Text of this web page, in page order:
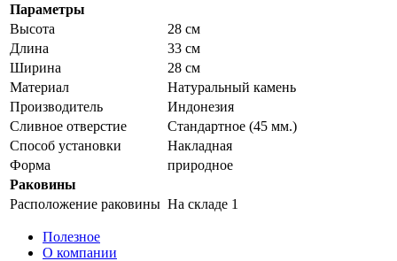
Параметры
Высота
28 см
Длина
33 см
Ширина
28 см
Материал
Натуральный камень
Производитель
Индонезия
Сливное отверстие
Стандартное (45 мм.)
Способ установки
Накладная
Форма
природное
Раковины
Расположение раковины На складе 1
Полезное
О компании